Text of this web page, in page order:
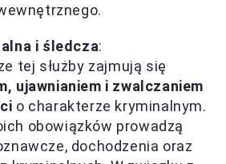
i śledcza:
tej służby zajmują się
ujawnianiem i zwalczaniem
o charakterze kryminalnym.
obowiązków prowadzą
dochodzenia oraz